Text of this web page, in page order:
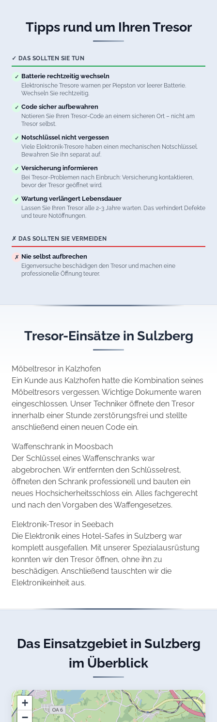
Tipps rund um Ihren Tresor
✓ DAS SOLLTEN SIE TUN
✓ Batterie rechtzeitig wechseln
Elektronische Tresore warnen per Piepston vor leerer Batterie.
Wechseln Sie rechtzeitig.
✓ Code sicher aufbewahren
Notieren Sie Ihren Tresor-Code an einem sicheren Ort – nicht am
Tresor selbst.
✓ Notschlüssel nicht vergessen
Viele Elektronik-Tresore haben einen mechanischen Notschlüssel.
Bewahren Sie ihn separat auf.
✓ Versicherung informieren
Bei Tresor-Problemen nach Einbruch: Versicherung kontaktieren,
bevor der Tresor geöffnet wird.
✓ Wartung verlängert Lebensdauer
Lassen Sie Ihren Tresor alle 2-3 Jahre warten. Das verhindert Defekte
und teure Notöffnungen.
✗ DAS SOLLTEN SIE VERMEIDEN
✗ Nie selbst aufbrechen
Eigenversuche beschädigen den Tresor und machen eine
professionelle Öffnung teurer.
Tresor-Einsätze in Sulzberg
Möbeltresor in Kalzhofen
Ein Kunde aus Kalzhofen hatte die Kombination seines
Möbeltresors vergessen. Wichtige Dokumente waren
eingeschlossen. Unser Techniker öffnete den Tresor
innerhalb einer Stunde zerstörungsfrei und stellte
anschließend einen neuen Code ein.
Waffenschrank in Moosbach
Der Schlüssel eines Waffenschranks war
abgebrochen. Wir entfernten den Schlüsselrest,
öffneten den Schrank professionell und bauten ein
neues Hochsicherheitsschloss ein. Alles fachgerecht
und nach den Vorgaben des Waffengesetzes.
Elektronik-Tresor in Seebach
Die Elektronik eines Hotel-Safes in Sulzberg war
komplett ausgefallen. Mit unserer Spezialausrüstung
konnten wir den Tresor öffnen, ohne ihn zu
beschädigen. Anschließend tauschten wir die
Elektronikeinheit aus.
Das Einsatzgebiet in Sulzberg
im Überblick
+
−